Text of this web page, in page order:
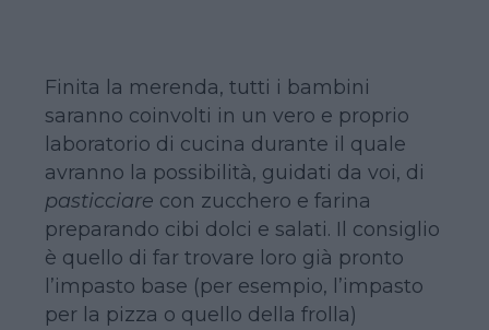
Finita la merenda, tutti i bambini
saranno coinvolti in un vero e proprio
laboratorio di cucina durante il quale
avranno la possibilità, guidati da voi, di
pasticciare con zucchero e farina
preparando cibi dolci e salati. Il consiglio
è quello di far trovare loro già pronto
l’impasto base (per esempio, l’impasto
per la pizza o quello della frolla)